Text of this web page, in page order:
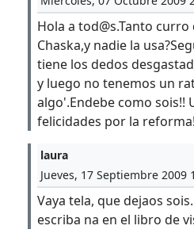
Hola a tod@s.Tanto
Chaska,y nadie la
tiene los dedos
y luego no tenemos un
algo'.Endebe como sois!!
felicidades por la
laura
Jueves, 17 Septiembre 2009
Vaya tela, que dejaos
escriba na en el libro de